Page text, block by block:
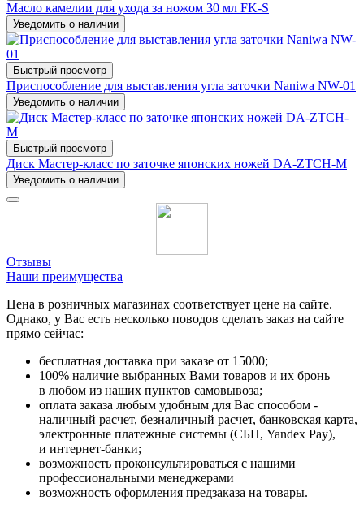
Масло камелии для ухода за ножом 30 мл FK-S
Уведомить о наличии
Быстрый просмотр
Приспособление для выставления угла заточки Naniwa NW-01
Уведомить о наличии
Быстрый просмотр
Диск Мастер-класс по заточке японских ножей DA-ZTCH-M
Уведомить о наличии
Отзывы
Наши преимущества
Цена в розничных магазинах соответствует цене на сайте.
Однако, у Вас есть несколько поводов сделать заказ на сайте
прямо сейчас:
бесплатная доставка при заказе от 15000;
100% наличие выбранных Вами товаров и их бронь
в любом из наших пунктов самовывоза;
оплата заказа любым удобным для Вас способом -
наличный расчет, безналичный расчет, банковская карта,
электронные платежные системы (СБП, Yandex Pay),
и интернет-банки;
возможность проконсультироваться с нашими
профессиональными менеджерами
возможность оформления предзаказа на товары.